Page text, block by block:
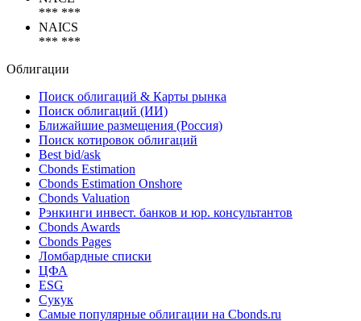
LEI
815600F55E3F163A1108
*** ***
*** ***
Облигации
Поиск облигаций & Карты рынка
Поиск облигаций (ИИ)
Ближайшие размещения (Россия)
Поиск котировок облигаций
Best bid/ask
Cbonds Estimation
Cbonds Estimation Onshore
Cbonds Valuation
Рэнкинги инвест. банков и юр. консультантов
Cbonds Awards
Cbonds Pages
Ломбардные списки